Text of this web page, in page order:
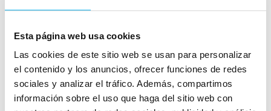
Esta página web usa cookies
Las cookies de este sitio web se usan para personalizar
el contenido y los anuncios, ofrecer funciones de redes
sociales y analizar el tráfico. Además, compartimos
información sobre el uso que haga del sitio web con
1797
mm
4924mm 1947mm
Peso:2170 kg